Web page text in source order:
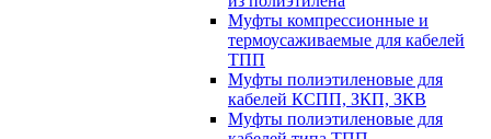
Муфты компрессионные и
термоусаживаемые для кабелей
ТПП
Муфты полиэтиленовые для
кабелей КСПП, ЗКП, ЗКВ
Муфты полиэтиленовые для